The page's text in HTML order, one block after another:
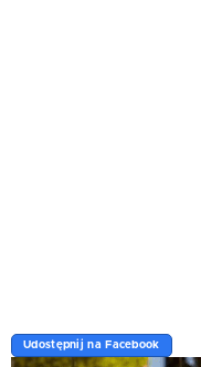
Udostępnij na Facebook